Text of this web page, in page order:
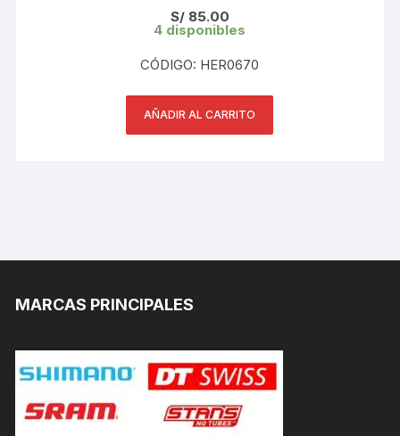
S/85.00
4 disponibles
CÓDIGO: HER0670
AÑADIR AL CARRITO
MARCAS PRINCIPALES